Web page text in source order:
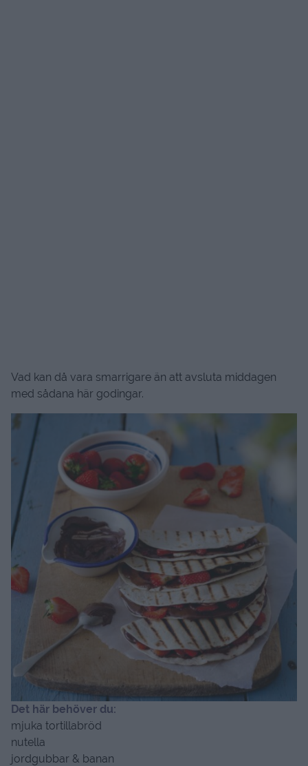
Vad kan då vara smarrigare än att avsluta middagen
med sådana här godingar.
Det här behöver du:
mjuka tortillabröd
nutella
jordgubbar & banan